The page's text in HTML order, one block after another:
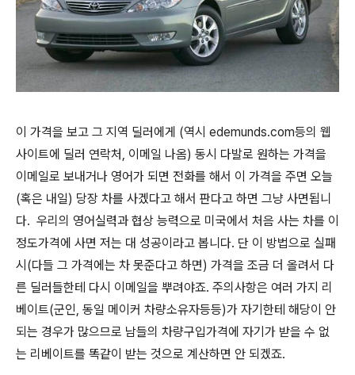
이 가격을 보고 그 지역 딜러에게 (역시 edemunds.com등의 웹
사이트에 딜러 연락처, 이메일 나옴) 동시 다발로 원하는 가격을
이메일로 보내거나 영어가 되면 전화를 해서 이 가격을 주면 오늘
(혹은 내일) 당장 차를 사겠다고 해서 판다고 하면 그냥 사면됩니
다. 우리의 영어실력과 협상 능력으로 미국에서 처음 사는 차를 이
정도가격에 사면 저는 대 성공이라고 봅니다. 단 이 방법으로 실패
시(다들 그 가격에는 차 못준다고 하면) 가격을 조금 더 올려서 다
른 딜러들한테 다시 이메일을 뿌려야죠. 주의사항은 여러 가지 리
베이트(군인, 동일 메이커 차량소유자등등)가 자기한테 해당이 안
되는 경우가 많으므로 남들의 차량구입가격에 자기가 받을 수 없
는 리베이트를 똑같이 받는 것으로 계산하면 안 되겠죠.